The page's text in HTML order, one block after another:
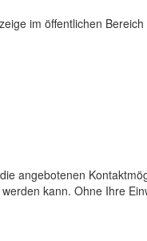
im öffentlichen
angebotenen
kann. Ohne Ihre